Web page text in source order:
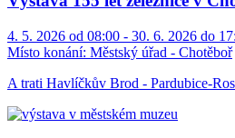
4. 5. 2026 od 08:00 - 30. 6. 2026 do
Místo konání: Městský úřad - Chotěboř
A trati Havlíčkův Brod - Pardubice-